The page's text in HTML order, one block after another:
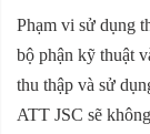
Phạm vi sử dụng
bộ phận kỹ thuật
thu thập và sử
ATT JSC sẽ